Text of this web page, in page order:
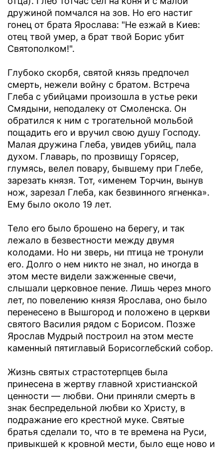
дружиной помчался на зов. Но его настиг
гонец от брата Ярослава: "Не езжай в Киев:
отец твой умер, а брат твой Борис убит
Святополком!".
Глубоко скорбя, святой князь предпочел
смерть, нежели войну с братом. Встреча
Глеба с убийцами произошла в устье реки
Смядыни, неподалеку от Смоленска. Он
обратился к ним с трогательной мольбой
пощадить его и вручил свою душу Господу.
Малая дружина Глеба, увидев убийц, пала
духом. Главарь, по прозвищу Горясер,
глумясь, велел повару, бывшему при Глебе,
зарезать князя. Тот, «именем Торчин, вынув
нож, зарезал Глеба, как безвинного ягненка».
Ему было около 19 лет.
Тело его было брошено на берегу, и так
лежало в безвестности между двумя
колодами. Но ни зверь, ни птица не тронули
его. Долго о нем никто не знал, но иногда в
этом месте видели зажженные свечи,
слышали церковное пение. Лишь через много
лет, по повелению князя Ярослава, оно было
перенесено в Вышгород и положено в церкви
святого Василия рядом с Борисом. Позже
Ярослав Мудрый построил на этом месте
каменный пятиглавый Борисоглебский собор.
Жизнь святых страстотерпцев была
принесена в жертву главной христианской
ценности — любви. Они приняли смерть в
знак беспредельной любви ко Христу, в
подражание его крестной муке. Святые
братья сделали то, что в те времена на Руси,
привыкшей к кровной мести, было еще ново и